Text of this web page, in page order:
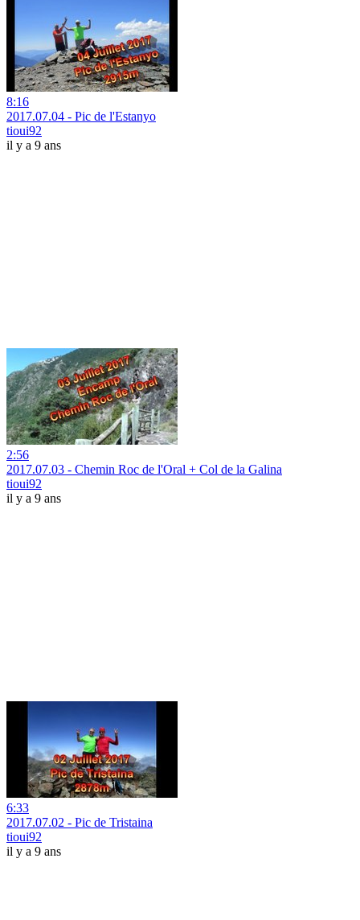
8:16
2017.07.04 - Pic de l'Estanyo
tioui92
il y a 9 ans
2:56
2017.07.03 - Chemin Roc de l'Oral + Col de la Galina
tioui92
il y a 9 ans
6:33
2017.07.02 - Pic de Tristaina
tioui92
il y a 9 ans